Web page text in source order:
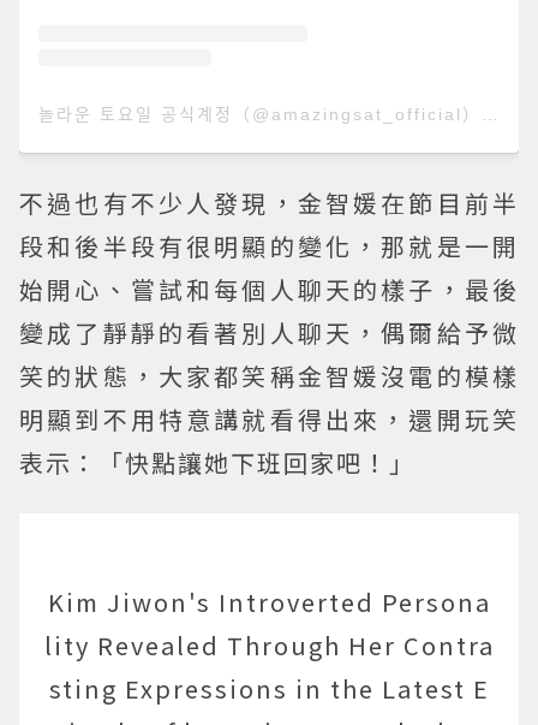
不過也有不少人發現，金智媛在節目前半
段和後半段有很明顯的變化，那就是一開
始開心、嘗試和每個人聊天的樣子，最後
變成了靜靜的看著別人聊天，偶爾給予微
笑的狀態，大家都笑稱金智媛沒電的模樣
明顯到不用特意講就看得出來，還開玩笑
表示：「快點讓她下班回家吧！」
Kim Jiwon's Introverted Persona
lity Revealed Through Her Contra
sting Expressions in the Latest E